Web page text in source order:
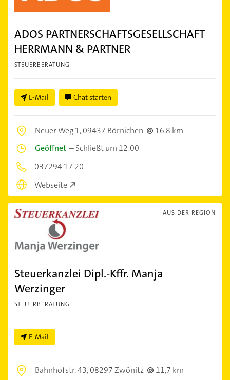
ADOS PARTNERSCHAFTSGESELLSCHAFT
HERRMANN & PARTNER
STEUERBERATUNG
E-Mail Chat starten
Neuer Weg 1,09437 Börnichen
16,8 km
Geöffnet –Schließt um 12:00
037294 17 20
Webseite
AUS DER REGION
Steuerkanzlei Dipl.-Kffr. Manja
Werzinger
STEUERBERATUNG
E-Mail
Bahnhofstr. 43,08297 Zwönitz
11,7 km